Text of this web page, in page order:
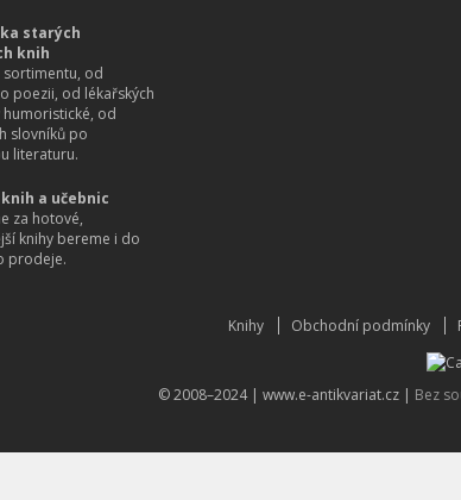
starých
knih
sortimentu, od
poezii, od lékařských
humoristické, od
slovníků po
literaturu.
a učebnic
za hotové,
knihy bereme i do
prodeje.
Knihy Obchodní podmínky
© 2008–2024 | www.e-antikvariat.cz | Bez